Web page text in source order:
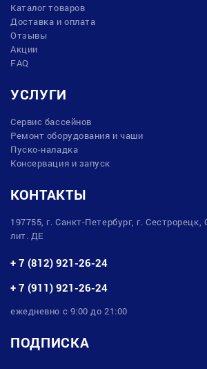
Каталог товаров
Доставка и оплата
Отзывы
Акции
FAQ
УСЛУГИ
Сервис бассейнов
Ремонт оборудования и чаши
Пуско-наладка
Консервация и запуск
КОНТАКТЫ
197755, г. Санкт-Петербург, г. Сестрорецк,
лит. ДЕ
+ 7 (812) 921-26-24
+ 7 (911) 921-26-24
ежедневно с 9:00 до 21:00
ПОДПИСКА